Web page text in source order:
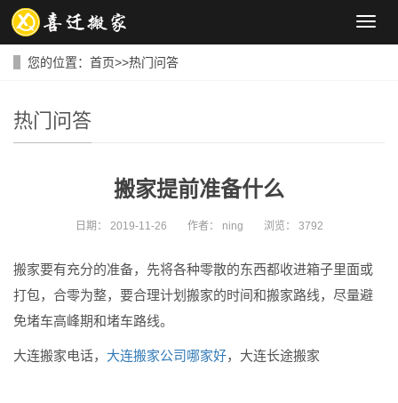
导
您的位置： 首页>>热门问答
热门问答
搬家提前准备什么
日期： 2019-11-26 作者： ning 浏览： 3792
搬家要有充分的准备，先将各种零散的东西都收进箱子里面或
打包，合零为整，要合理计划搬家的时间和搬家路线，尽量避
免堵车高峰期和堵车路线。
大连搬家电话， 大连搬家公司哪家好，大连长途搬家